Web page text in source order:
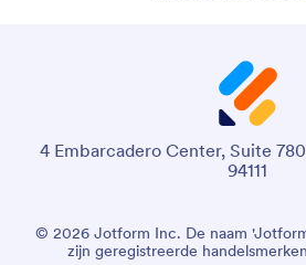
4 Embarcadero Center, Suite
94111
© 2026 Jotform Inc. De naam
zijn geregistreerde